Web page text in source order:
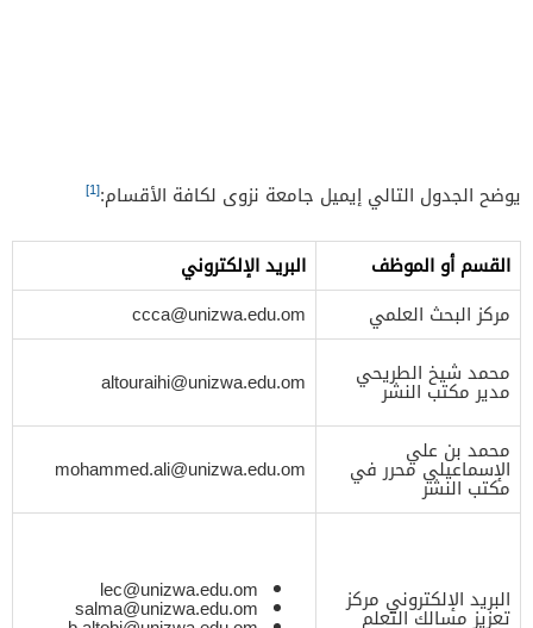
يوضح الجدول التالي إيميل جامعة نزوى لكافة الأقسام:[1]
القسم أو الموظف
البريد الإلكتروني
مركز البحث العلمي
ccca@unizwa.edu.om
محمد شيخ الطريحي
مدير مكتب النشر altouraihi@unizwa.edu.om
محمد بن علي
الإسماعيلي محرر في
مكتب النشر
mohammed.ali@unizwa.edu.om
البريد الإلكتروني مركز
تعزيز مسالك التعلم
lec@unizwa.edu.om
salma@unizwa.edu.om